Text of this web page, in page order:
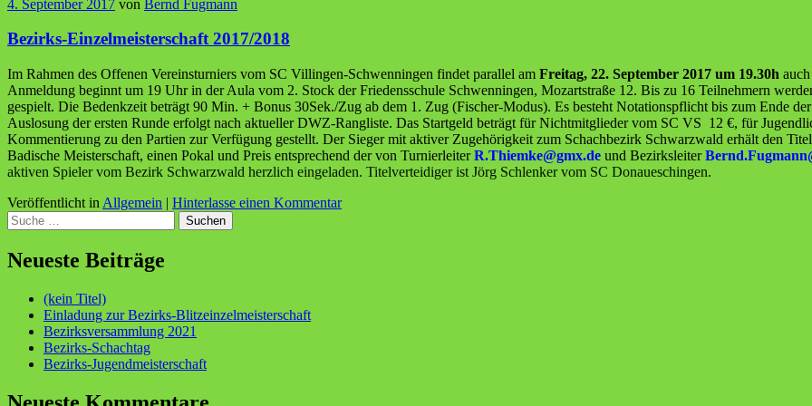
4. September 2017 von Bernd Fugmann
Bezirks-Einzelmeisterschaft 2017/2018
Im Rahmen des Offenen Vereinsturniers vom SC Villingen-Schwenningen findet parallel am Freitag, 22. September 2017 um 19.30h
Anmeldung beginnt um 19 Uhr in der Aula vom 2. Stock der Friedensschule Schwenningen, Mozartstraße 12. Bis zu 16 Teilnehmern
gespielt. Die Bedenkzeit beträgt 90 Min. + Bonus 30Sek./Zug ab dem 1. Zug (Fischer-Modus). Es besteht Notationspflicht bis zum Ende
Auslosung der ersten Runde erfolgt nach aktueller DWZ-Rangliste. Das Startgeld beträgt für Nichtmitglieder vom SC VS 12 €, für
Kommentierung zu den Partien zur Verfügung gestellt. Der Sieger mit aktiver Zugehörigkeit zum Schachbezirk Schwarzwald erhält den
Badische Meisterschaft, einen Pokal und Preis entsprechend der von TurnierleiterR.Thiemke@gmx.de und Bezirksleiter
aktiven Spieler vom Bezirk Schwarzwald herzlich eingeladen. Titelverteidiger ist Jörg Schlenker vom SC Donaueschingen.
Veröffentlicht in Allgemein | Hinterlasse einen Kommentar
Suchen
Neueste Beiträge
(kein Titel)
Einladung zur Bezirks-Blitzeinzelmeisterschaft
Bezirksversammlung 2021
Bezirks-Schachtag
Bezirks-Jugendmeisterschaft